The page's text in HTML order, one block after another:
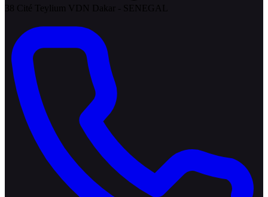
38 Cité Teylium VDN Dakar - SENEGAL